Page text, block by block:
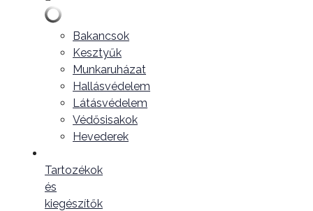
Bakancsok
Kesztyűk
Munkaruházat
Hallásvédelem
Látásvédelem
Védősisakok
Hevederek
Tartozékok
és
kiegészítők